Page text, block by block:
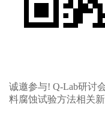
诚邀参与! Q-Lab研讨
料腐蚀试验方法相关新